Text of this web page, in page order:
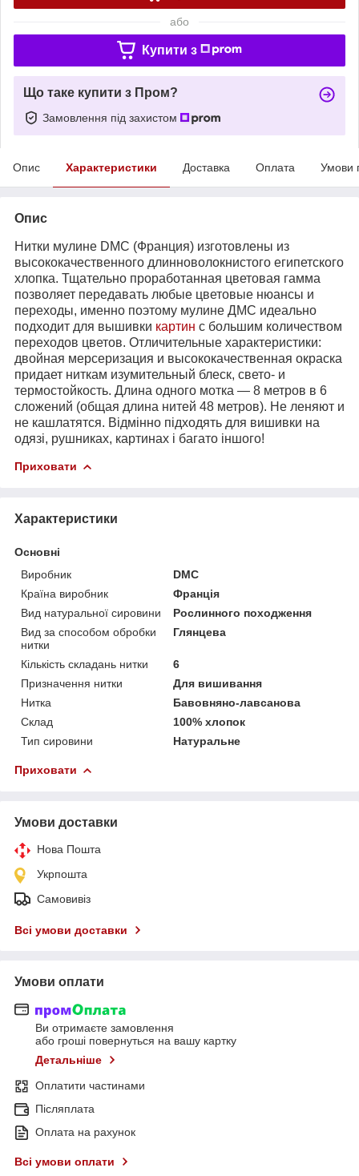
або
Купити з
Що таке купити з Пром?
Замовлення під захистом
Опис Характеристики Доставка Оплата Умови
Опис
Нитки мулине DMC (Франция) изготовлены из
высококачественного длинноволокнистого египетского
хлопка. Тщательно проработанная цветовая гамма
позволяет передавать любые цветовые нюансы и
переходы, именно поэтому мулине ДМС идеально
подходит для вышивки картин с большим количеством
переходов цветов. Отличительные характеристики:
двойная мерсеризация и высококачественная окраска
придает ниткам изумительный блеск, свето- и
термостойкость. Длина одного мотка ― 8 метров в 6
сложений (общая длина нитей 48 метров). Не леняют и
не кашлатятся. Відмінно підходять для вишивки на
одязі, рушниках, картинах і багато іншого!
Приховати
Характеристики
Основні
Виробник
DMC
Країна виробник
Франція
Вид натуральної сировини
Рослинного походження
Вид за способом обробки
нитки
Глянцева
Кількість складань нитки
6
Призначення нитки
Для вишивання
Нитка
Бавовняно-лавсанова
Склад
100% хлопок
Тип сировини
Натуральне
Приховати
Умови доставки
Нова Пошта
Укрпошта
Самовивіз
Всі умови доставки
Умови оплати
Ви отримаєте замовлення
або гроші повернуться на вашу картку
Детальніше
Оплатити частинами
Післяплата
Оплата на рахунок
Всі умови оплати